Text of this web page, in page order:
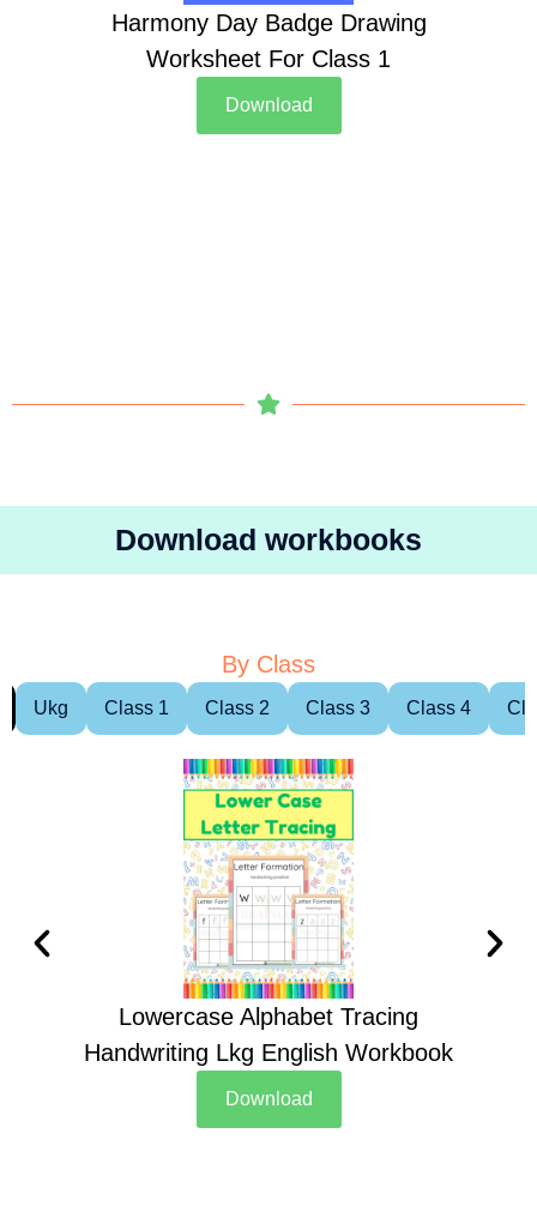
Harmony Day Badge Drawing
Worksheet For Class 1
Download
Download workbooks
By Class
Ukg Class 1 Class 2 Class 3 Class 4
Lowercase Alphabet Tracing
Handwriting Lkg English Workbook
Download